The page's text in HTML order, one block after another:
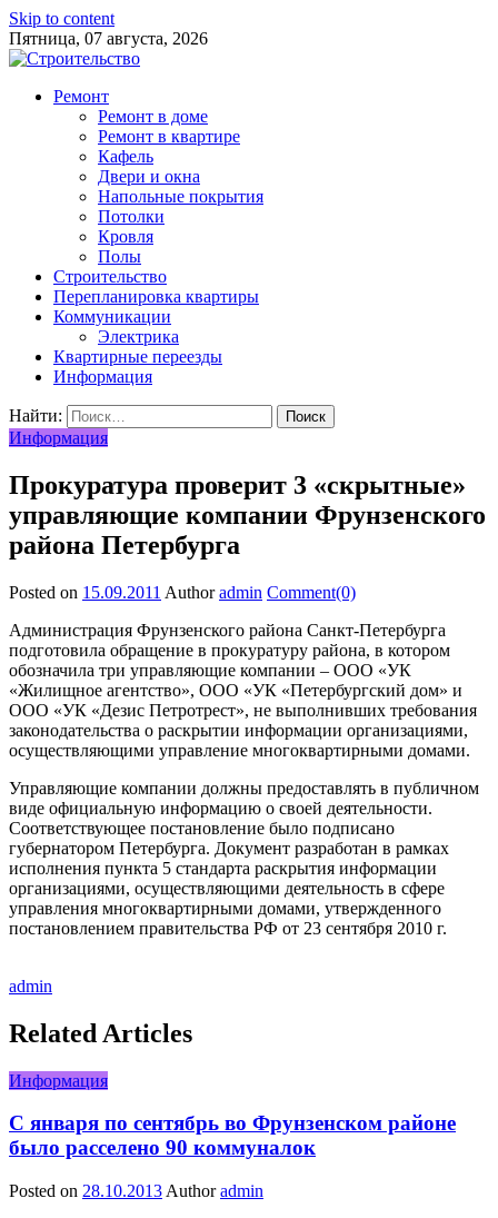
Skip to content
Пятница, 07 августа, 2026
Ремонт
Ремонт в доме
Ремонт в квартире
Кафель
Двери и окна
Напольные покрытия
Потолки
Кровля
Полы
Строительство
Перепланировка квартиры
Коммуникации
Электрика
Квартирные переезды
Информация
Найти:
Информация
Прокуратура проверит 3 «скрытные»
управляющие компании Фрунзенского
района Петербурга
Posted on 15.09.2011 Author admin Comment(0)
Администрация Фрунзенского района Санкт-Петербурга
подготовила обращение в прокуратуру района, в котором
обозначила три управляющие компании – ООО «УК
«Жилищное агентство», ООО «УК «Петербургский дом» и
ООО «УК «Дезис Петротрест», не выполнивших требования
законодательства о раскрытии информации организациями,
осуществляющими управление многоквартирными домами.
Управляющие компании должны предоставлять в публичном
виде официальную информацию о своей деятельности.
Соответствующее постановление было подписано
губернатором Петербурга. Документ разработан в рамках
исполнения пункта 5 стандарта раскрытия информации
организациями, осуществляющими деятельность в сфере
управления многоквартирными домами, утвержденного
постановлением правительства РФ от 23 сентября 2010 г.
admin
Related Articles
Информация
С января по сентябрь во Фрунзенском районе
было расселено 90 коммуналок
Posted on 28.10.2013 Author admin